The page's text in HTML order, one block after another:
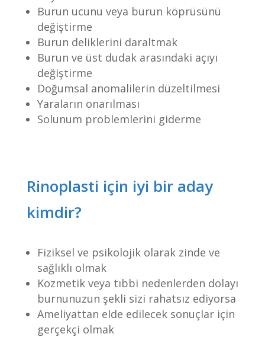
Burun ucunu veya burun köprüsünü
değiştirme
Burun deliklerini daraltmak
Burun ve üst dudak arasındaki açıyı
değiştirme
Doğumsal anomalilerin düzeltilmesi
Yaraların onarılması
Solunum problemlerini giderme
Rinoplasti için iyi bir aday
kimdir?
Fiziksel ve psikolojik olarak zinde ve
sağlıklı olmak
Kozmetik veya tıbbi nedenlerden dolayı
burnunuzun şekli sizi rahatsız ediyorsa
Ameliyattan elde edilecek sonuçlar için
gerçekçi olmak